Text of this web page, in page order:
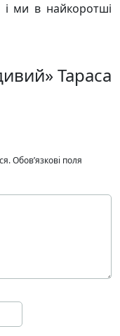
ми в найкоротші
Тараса
Обов’язкові поля